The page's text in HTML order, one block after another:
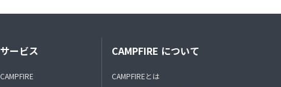
サービス
CAMPFIRE
CAMPFIRE について
CAMPFIREとは